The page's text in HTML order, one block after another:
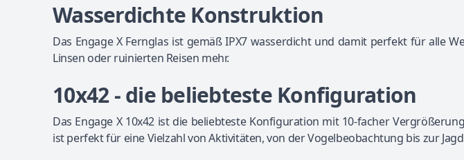
Wasserdichte Konstruktion
Das Engage X Fernglas ist gemäß IPX7 wasserdicht und damit perfekt für alle
Linsen oder ruinierten Reisen mehr.
10x42 - die beliebteste Konfiguration
Das Engage X 10x42 ist die beliebteste Konfiguration mit 10-facher
ist perfekt für eine Vielzahl von Aktivitäten, von der Vogelbeobachtung bis zur